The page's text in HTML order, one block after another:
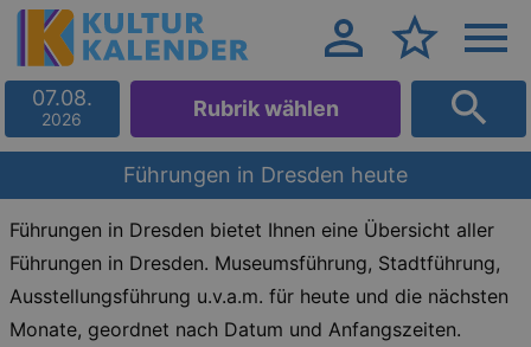
07.08.
2026 Rubrik wählen
Führungen in Dresden heute
Führungen in Dresden bietet Ihnen eine Übersicht aller
Führungen in Dresden. Museumsführung, Stadtführung,
Ausstellungsführung u.v.a.m. für heute und die nächsten
Monate, geordnet nach Datum und Anfangszeiten.